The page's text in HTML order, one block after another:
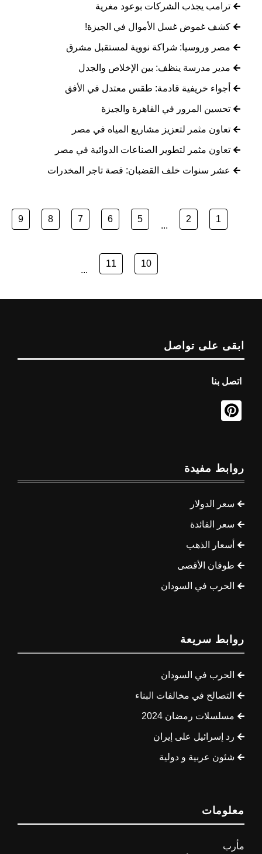
ترامب يجذب الشركات بوعود مغرية
كشف غموض غسل الأموال في الجيزة!
مصر وروسيا: شراكة نووية لمستقبل مشرق
مدير مدرسة ينظف: بين الإخلاص والجدل
أجواء خريفية قادمة: طقس معتدل في الأفق
تحسين المرور في القاهرة والجيزة
تعاون مثمر لتعزيز مشاريع المياه في مصر
تعاون مثمر لتطوير الصناعات الدوائية في مصر
عشر سنوات خلف القضبان: قصة تاجر المخدرات
1
2
...
5
6
7
8
9
10
11
...
ابقى على تواصل
اتصل بنا
روابط مفيدة
سعر الدولار
سعر الفائدة
أسعار الذهب
طوفان الأقصى
الحرب في السودان
روابط سريعة
الحرب في السودان
التصالح في مخالفات البناء
مسلسلات رمضان 2024
رد إسرائيل على إيران
شئون عربية و دولية
معلومات
مأرب